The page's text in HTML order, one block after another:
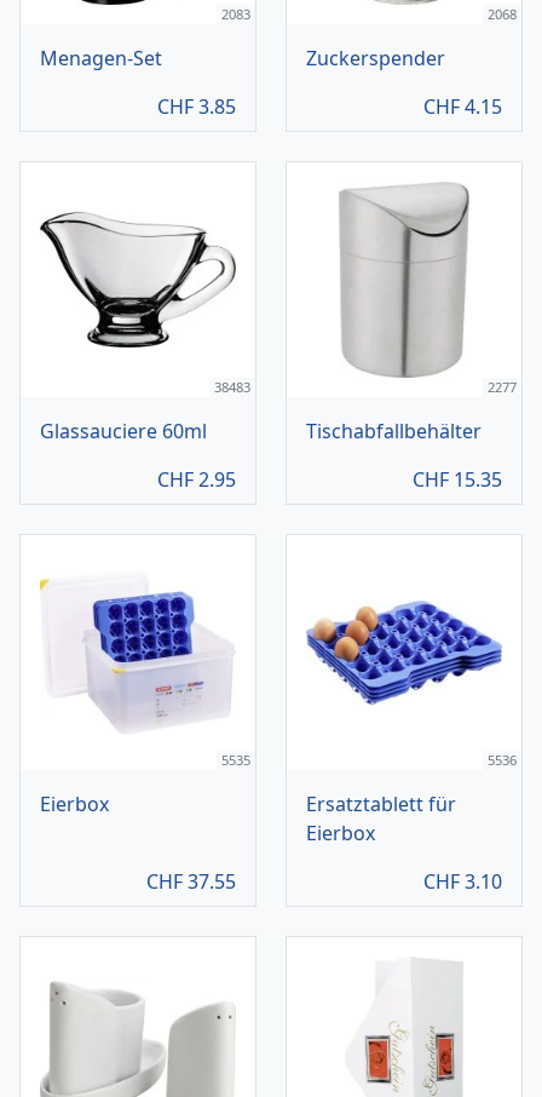
2083
Menagen-Set
CHF3.85
2068
Zuckerspender
CHF4.15
38483
Glassauciere 60ml
CHF2.95
2277
Tischabfallbehälter
CHF 15.35
5535
Eierbox
CHF37.55
5536
Ersatztablett für
Eierbox
CHF3.10